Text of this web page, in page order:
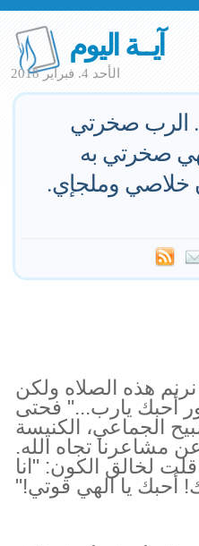
آيــة اليوم
الأحد 4. فبراير 2018
الرب صخرتي
صخرتي به
وملجإي.
هذه الصلاه ولكن
أحبك يارب..." فحتى
الجماعي، الكنيسة
عن مشاعرنا تجاه الله.
لخالق الكون: "انا
أحبك يا الهي قوتي!"